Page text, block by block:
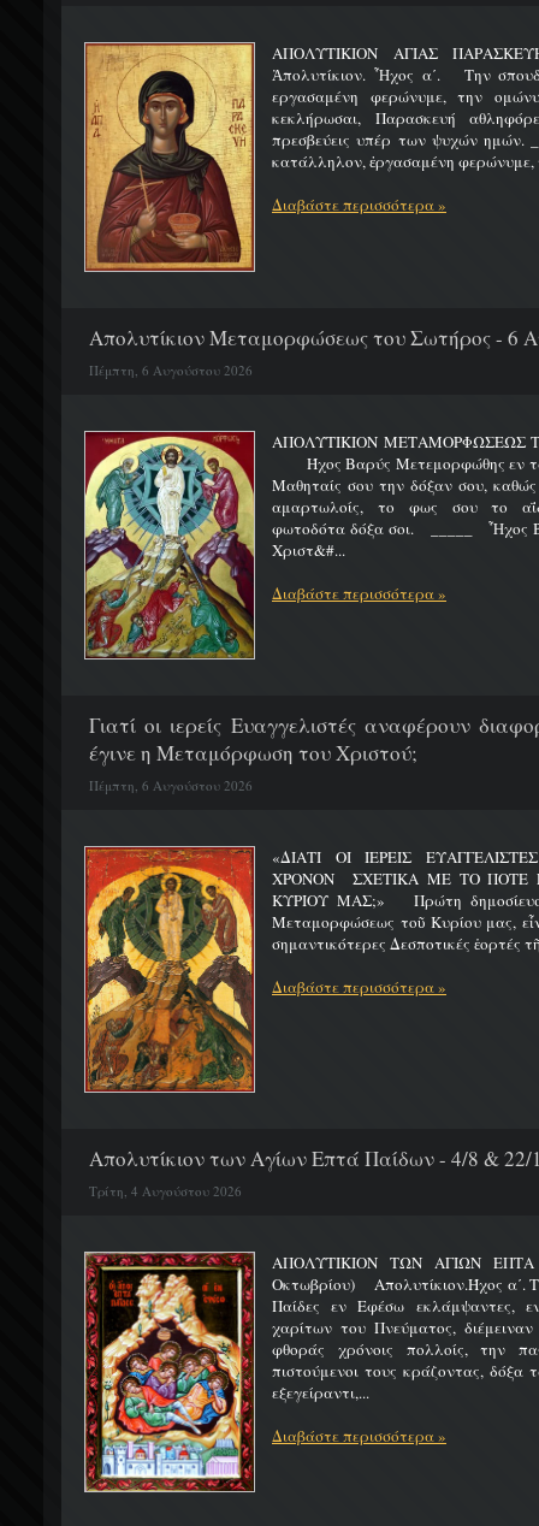
ΑΠΟΛΥΤΙΚΙΟΝ ΑΓΙΑΣ
Ἀπολυτίκιον. Ἦχος α΄. Την
εργασαμένη φερώνυμε, την
κεκλήρωσαι, Παρασκευή
πρεσβεύεις υπέρ των ψυχών ημών.
κατάλληλον, ἐργασαμένη φερώνυμε,
Διαβάστε περισσότερα »
Απολυτίκιον Μεταμορφώσεως του Σωτήρος - 6
Πέμπτη, 6 Αυγούστου 2026
ΑΠΟΛΥΤΙΚΙΟΝ
Ήχος Βαρύς Μετεμορφώθης εν τω
Μαθηταίς σου την δόξαν σου,
αμαρτωλοίς, το φως σου το
φωτοδότα δόξα σοι. _____ Ἦχος
Χριστ&#...
Διαβάστε περισσότερα »
Γιατί οι ιερείς Ευαγγελιστές αναφέρουν
έγινε η Μεταμόρφωση του Χριστού;
Πέμπτη, 6 Αυγούστου 2026
«ΔΙΑΤΙ ΟΙ ΙΕΡΕΙΣ
ΧΡΟΝΟΝ ΣΧΕΤΙΚΑ ΜΕ ΤΟ ΠΟΤΕ
ΚΥΡΙΟΥ ΜΑΣ;» Πρώτη
Μεταμορφώσεως τοῦ Κυρίου μας,
σημαντικότερες Δεσποτικές ἑορτές
Διαβάστε περισσότερα »
Απολυτίκιον των Αγίων Επτά Παίδων - 4/8 & 22/
Τρίτη, 4 Αυγούστου 2026
ΑΠΟΛΥΤΙΚΙΟΝ ΤΩΝ ΑΓΙΩΝ ΕΠΤΑ
Οκτωβρίου) Απολυτίκιον.Ήχος α΄.
Παίδες εν Εφέσω εκλάμψαντες,
χαρίτων του Πνεύματος,
φθοράς χρόνοις πολλοίς, την
πιστούμενοι τους κράζοντας,
εξεγείραντι,...
Διαβάστε περισσότερα »